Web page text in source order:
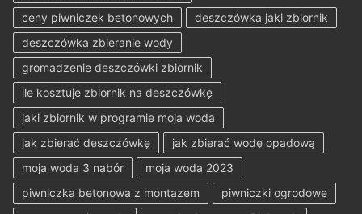
ceny piwniczek betonowych
deszczówka jaki zbiornik
deszczówka zbieranie wody
gromadzenie deszczówki zbiornik
ile kosztuje zbiornik na deszczówkę
jaki zbiornik w programie moja woda
jak zbierać deszczówkę
jak zbierać wodę opadową
moja woda 3 nabór
moja woda 2023
piwniczka betonowa z montazem
piwniczki ogrodowe